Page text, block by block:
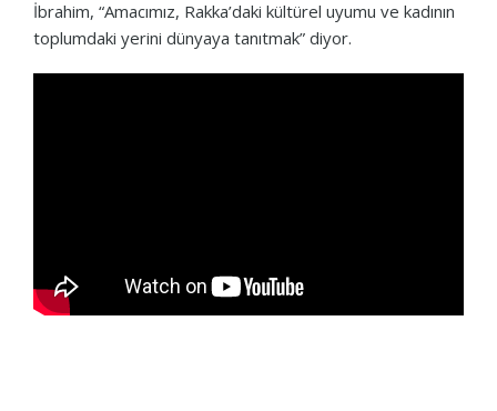
İbrahim, “Amacımız, Rakka’daki kültürel uyumu ve kadının
toplumdaki yerini dünyaya tanıtmak” diyor.